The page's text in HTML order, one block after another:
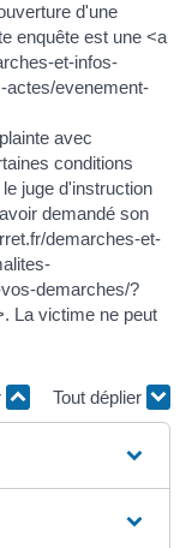
d'une
enquête est une <a
et-infos-
actes/evenement-
avec
conditions
juge d'instruction
demandé son
demarches-et-
demarches/?
La victime ne peut
Tout déplier